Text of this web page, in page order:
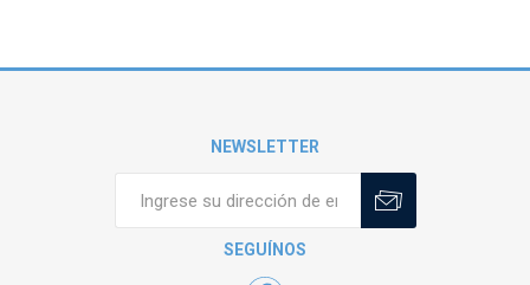
NEWSLETTER
SEGUÍNOS